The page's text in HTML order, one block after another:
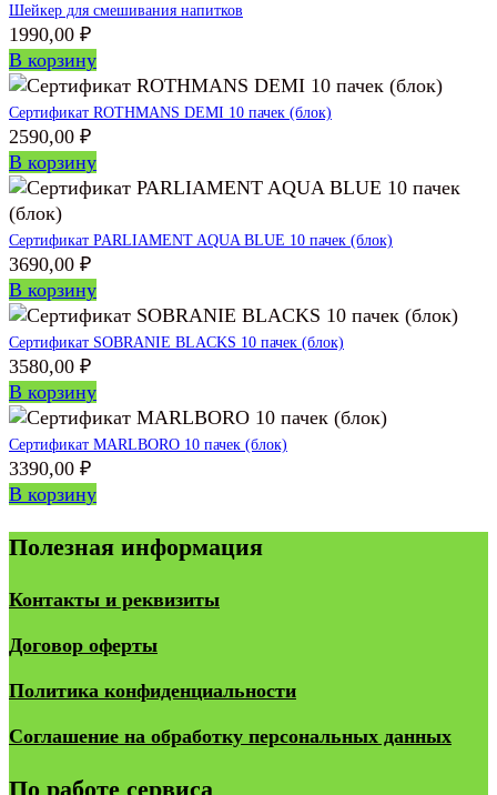
Шейкер для смешивания напитков
1990,00 ₽
В корзину
Сертификат ROTHMANS DEMI 10 пачек (блок)
2590,00 ₽
В корзину
Сертификат PARLIAMENT AQUA BLUE 10 пачек (блок)
3690,00 ₽
В корзину
Сертификат SOBRANIE BLACKS 10 пачек (блок)
3580,00 ₽
В корзину
Сертификат MARLBORO 10 пачек (блок)
3390,00 ₽
В корзину
Полезная информация
Контакты и реквизиты
Договор оферты
Политика конфиденциальности
Соглашение на обработку персональных данных
По работе сервиса